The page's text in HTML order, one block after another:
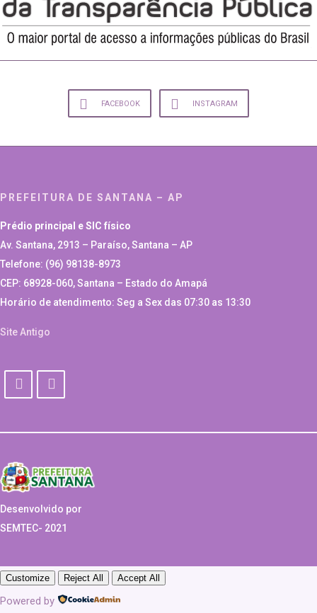
FACEBOOK INSTAGRAM
PREFEITURA DE SANTANA – AP
Prédio principal e SIC físico
Av. Santana, 2913 – Paraíso, Santana – AP
Telefone: (96) 98138-8973
CEP: 68928-060, Santana – Estado do Amapá
Horário de atendimento: Seg a Sex das 07:30 as 13:30
Site Antigo
Desenvolvido por
SEMTEC- 2021
Customize Reject All Accept All
Powered by